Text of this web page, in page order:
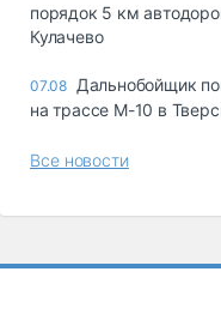
порядок 5 км
Кулачево
07.08 Дальнобойщик
на трассе М-10 в
Все новости